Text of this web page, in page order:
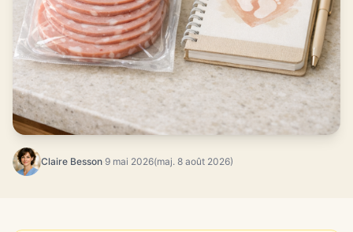
Claire Besson·9 mai 2026(maj. 8 août 2026)